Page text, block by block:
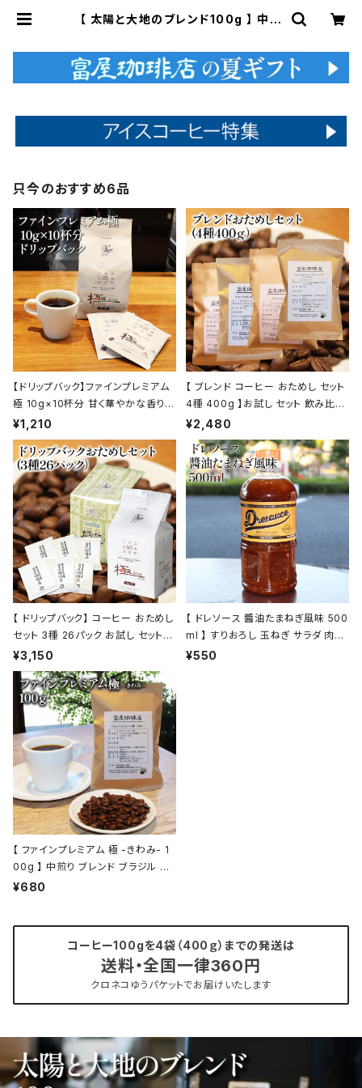
【 太陽と大地のブレンド100g 】 中煎
店
只今のおすすめ6品
【ドリップバック】ファインプレミアム
極 10g×10杯分 甘く華やかな香りと
コク トミヤコーヒー 通販 ホテル 旅
館
¥1,210
【 ブレンド コーヒー おためし セット
4種 400g 】お試し セット 飲み比べ
コーヒー トミヤコーヒー 通販
¥2,480
【 ドリップバック】 コーヒー おためし
セット 3種 26パック お試し セット
飲み比べ コーヒー トミヤコーヒー
通販
¥3,150
【 ドレソース 醬油たまねぎ風味 500
ml 】 すりおろし 玉ねぎ サラダ 肉料
理 ドレッシング 万能調味料 お肉の
¥550
【 ファインプレミアム 極 -きわみ- 1
00g 】 中煎り ブレンド ブラジル エ
チオピア他 ドリップ トミヤコーヒー
¥680
コーヒー100gを4袋（400ｇ）までの発送は
送料・全国一律360円
クロネコゆうパケットでお届けいたします